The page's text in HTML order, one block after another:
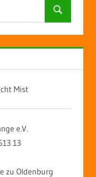
Suchen
Mist
e.V.
13
zu Oldenburg